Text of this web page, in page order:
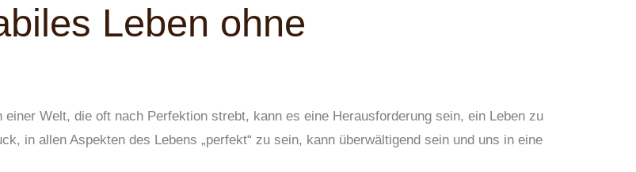
Leben ohne
Welt, die oft nach Perfektion strebt, kann es eine Herausforderung sein, ein Leben zu
in allen Aspekten des Lebens „perfekt“ zu sein, kann überwältigend sein und uns in eine